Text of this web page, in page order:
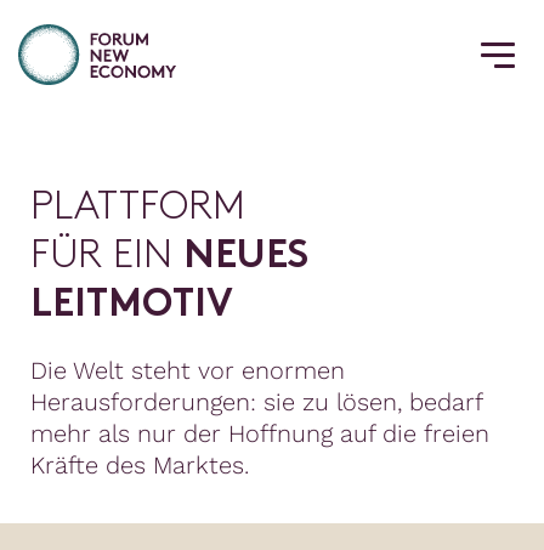
PLAT T FORM
FÜR EIN NEUES
LEITMOTIV
Die Welt steht vor enormen
Herausforderungen: sie zu lösen, bedarf
mehr als nur der Hoffnung auf die freien
Kräfte des Marktes.